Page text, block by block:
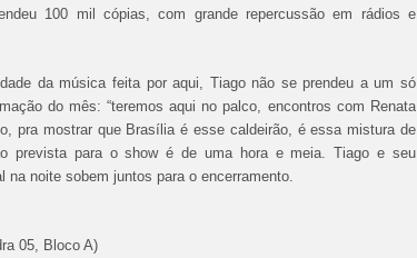
100 mil cópias, com grande repercussão em rádios e
da música feita por aqui, Tiago não se prendeu a um só
do mês: “teremos aqui no palco, encontros com Renata
pra mostrar que Brasília é esse caldeirão, é essa mistura de
prevista para o show é de uma hora e meia. Tiago e seu
noite sobem juntos para o encerramento.
05, Bloco A)